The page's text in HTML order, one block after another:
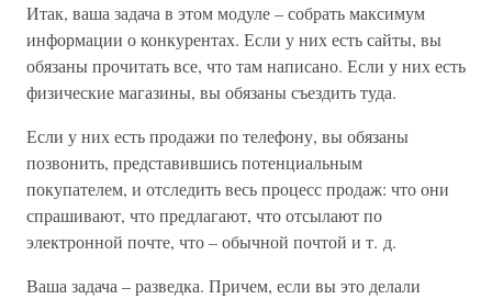
Итак, ваша задача в этом модуле – собрать максимум
информации о конкурентах. Если у них есть сайты, вы
обязаны прочитать все, что там написано. Если у них есть
физические магазины, вы обязаны съездить туда.
Если у них есть продажи по телефону, вы обязаны
позвонить, представившись потенциальным
покупателем, и отследить весь процесс продаж: что они
спрашивают, что предлагают, что отсылают по
электронной почте, что – обычной почтой и т. д.
Ваша задача – разведка. Причем, если вы это делали